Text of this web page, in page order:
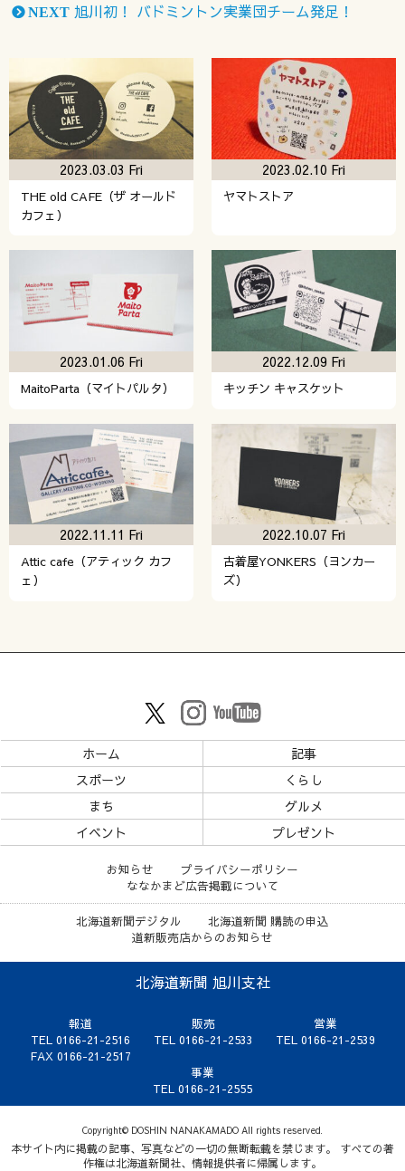
NEXT 旭川初！ バドミントン実業団チーム発足！
THE old CAFE（ザ オールド
カフェ）
2023.03.03 Fri
ヤマトストア
2023.02.10 Fri
MaitoParta（マイトパルタ）
2023.01.06 Fri
キッチン キャスケット
2022.12.09 Fri
Attic cafe（アティック カフ
ェ）
2022.11.11 Fri
古着屋YONKERS（ヨンカー
ズ）
2022.10.07 Fri
ホーム
記事
スポーツ
くらし
まち
グルメ
イベント
プレゼント
お知らせ
プライバシーポリシー
ななかまど広告掲載について
北海道新聞デジタル
北海道新聞 購読の申込
道新販売店からのお知らせ
北海道新聞 旭川支社
報道
TEL 0166-21-2516
FAX 0166-21-2517
販売
TEL 0166-21-2533
営業
TEL 0166-21-2539
事業
TEL 0166-21-2555
Copyright© DOSHIN NANAKAMADO All rights reserved.
本サイト内に掲載の記事、写真などの一切の無断転載を禁じます。 すべての著
作権は北海道新聞社、情報提供者に帰属します。